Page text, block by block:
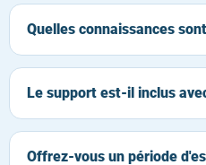
Quelles connaissances
Le support est-il inclus
Offrez-vous un période